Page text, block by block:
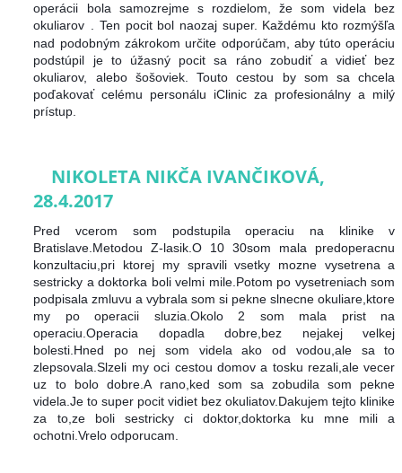
operácii bola samozrejme s rozdielom, že som videla bez
okuliarov . Ten pocit bol naozaj super. Každému kto rozmýšľa
nad podobným zákrokom určite odporúčam, aby túto operáciu
podstúpil je to úžasný pocit sa ráno zobudiť a vidieť bez
okuliarov, alebo šošoviek. Touto cestou by som sa chcela
poďakovať celému personálu iClinic za profesionálny a milý
prístup.
NIKOLETA NIKČA IVANČIKOVÁ,
28.4.2017
Pred vcerom som podstupila operaciu na klinike v
Bratislave.Metodou Z-lasik.O 10 30som mala predoperacnu
konzultaciu,pri ktorej my spravili vsetky mozne vysetrena a
sestricky a doktorka boli velmi mile.Potom po vysetreniach som
podpisala zmluvu a vybrala som si pekne slnecne okuliare,ktore
my po operacii sluzia.Okolo 2 som mala prist na
operaciu.Operacia dopadla dobre,bez nejakej velkej
bolesti.Hned po nej som videla ako od vodou,ale sa to
zlepsovala.Slzeli my oci cestou domov a tosku rezali,ale vecer
uz to bolo dobre.A rano,ked som sa zobudila som pekne
videla.Je to super pocit vidiet bez okuliatov.Dakujem tejto klinike
za to,ze boli sestricky ci doktor,doktorka ku mne mili a
ochotni.Vrelo odporucam.